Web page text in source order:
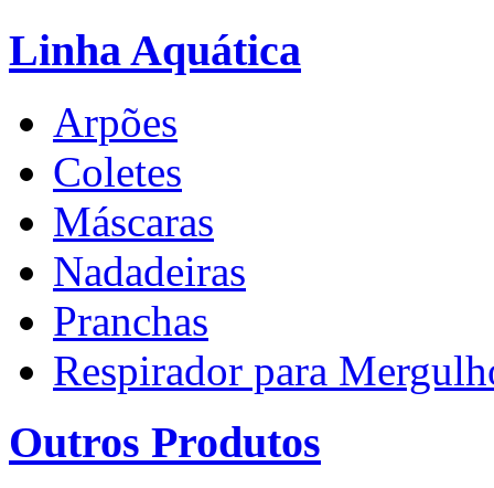
Linha Aquática
Arpões
Coletes
Máscaras
Nadadeiras
Pranchas
Respirador para
Outros Produtos